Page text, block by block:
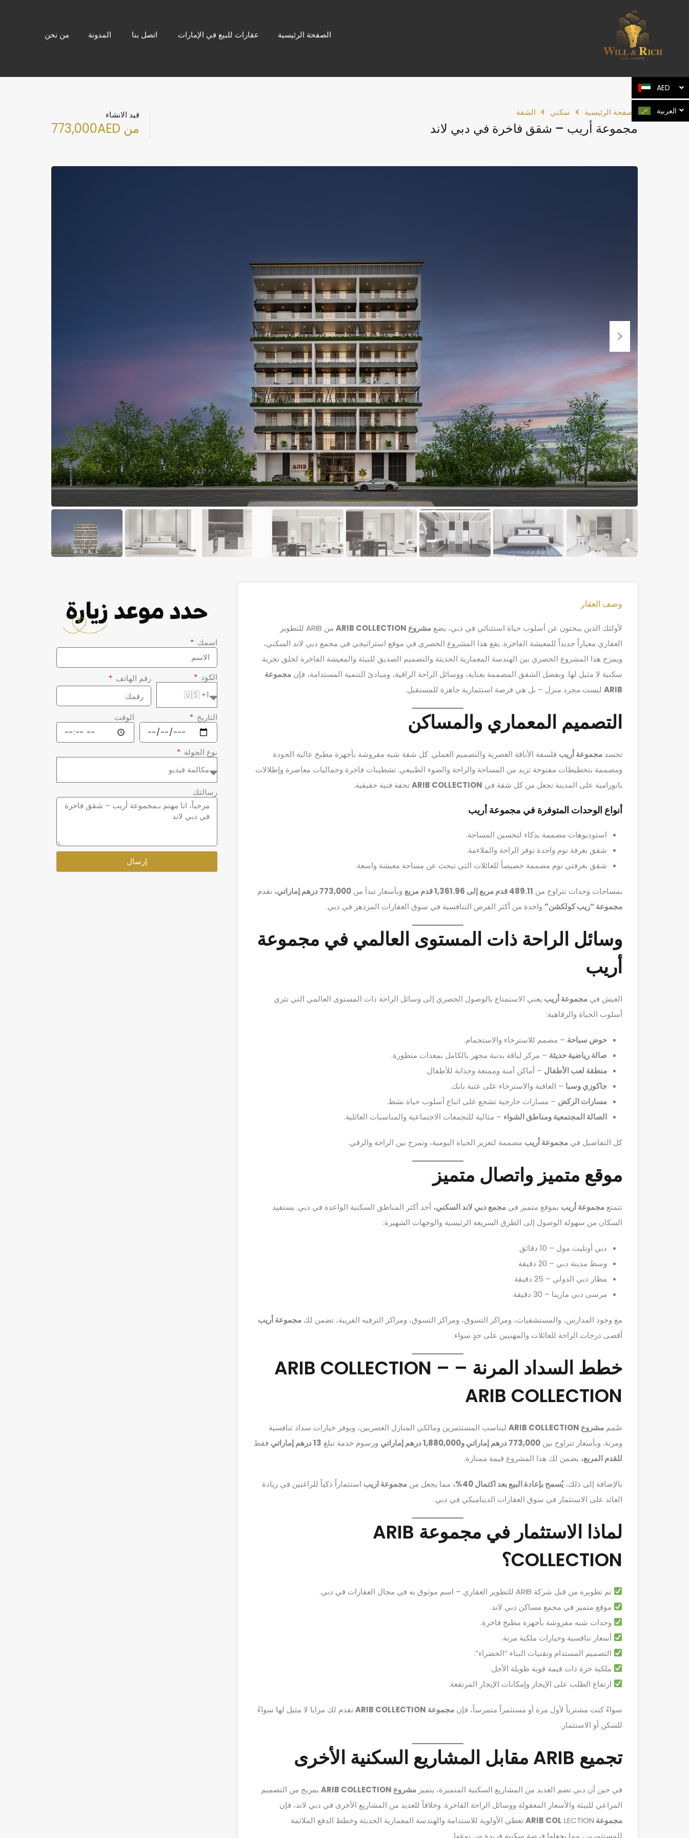
الصفحة الرئيسية عقارات للبيع في الإمارات اتصل بنا المدونة من نحن
الصفحة الرئيسية سكني الشقة
مجموعة أريب – شقق فاخرة في دبي لاند
قيد الانشاء
من 773,000AED
وصف العقار
لأولئك الذين يبحثون عن أسلوب حياة استثنائي في دبي، يضع مشروع ARIB COLLECTION
من ARIB للتطوير
العقاري معياراً جديداً للمعيشة الفاخرة. يقع هذا المشروع الحصري في موقع استراتيجي في مجمع دبي لاند السكني،
ويمزج هذا المشروع الحصري بين الهندسة المعمارية الحديثة والتصميم الصديق للبيئة والمعيشة الفاخرة لخلق تجربة
سكنية لا مثيل لها. وبفضل الشقق المصممة بعناية، ووسائل الراحة الراقية، ومبادئ التنمية المستدامة، فإن مجموعة
ARIB ليست مجرد منزل – بل هي فرصة استثمارية جاهزة للمستقبل.
التصميم المعماري والمساكن
تجسد مجموعة أريب فلسفة الأناقة العصرية والتصميم العملي. كل شقة شبه مفروشة بأجهزة مطبخ عالية الجودة
ومصممة بتخطيطات مفتوحة تزيد من المساحة والراحة والضوء الطبيعي. تشطيبات فاخرة وجماليات معاصرة وإطلالات
بانورامية على المدينة تجعل من كل شقة في ARIB COLLECTIONتحفة فنية حقيقية.
أنواع الوحدات المتوفرة في مجموعة أريب
استوديوهات مصممة بذكاء لتحسين المساحة.
شقق بغرفة نوم واحدة توفر الراحة والملاءمة.
شقق بغرفتي نوم مصممة خصيصاً للعائلات التي تبحث عن مساحة معيشة واسعة.
بمساحات وحدات تتراوح من 489.11 قدم مربع إلى 1,361.96 قدم مربع وبأسعار تبدأ من 773,000 درهم إماراتي،
تقدم
مجموعة “ريب كولكشن” واحدة من أكثر الفرص التنافسية في سوق العقارات المزدهر في دبي.
وسائل الراحة ذات المستوى العالمي في مجموعة
أريب
العيش في مجموعة أريب يعني الاستمتاع بالوصول الحصري إلى وسائل الراحة ذات المستوى العالمي التي تثري
أسلوب الحياة والرفاهية:
حوض سباحة – مصمم للاسترخاء والاستجمام.
صالة رياضية حديثة – مركز لياقة بدنية مجهز بالكامل بمعدات متطورة.
منطقة لعب الأطفال – أماكن آمنة وممتعة وجذابة للأطفال.
جاكوزي وسبا – العافية والاسترخاء على عتبة بابك.
مسارات الركض – مسارات خارجية تشجع على اتباع أسلوب حياة نشط.
الصالة المجتمعية ومناطق الشواء – مثالية للتجمعات الاجتماعية والمناسبات العائلية.
كل التفاصيل في مجموعة أريب مصممة لتعزيز الحياة اليومية، وتمزج بين الراحة والرقي.
موقع متميز واتصال متميز
تتمتع مجموعة أريب بموقع متميز في مجمع دبي لاند السكني، أحد أكثر المناطق السكنية الواعدة في دبي. يستفيد
السكان من سهولة الوصول إلى الطرق السريعة الرئيسية والوجهات الشهيرة:
دبي أوتليت مول – 10 دقائق
وسط مدينة دبي – 20 دقيقة
مطار دبي الدولي – 25 دقيقة
مرسى دبي مارينا – 30 دقيقة
مع وجود المدارس، والمستشفيات، ومراكز التسوق، ومراكز التسوق، ومراكز الترفيه القريبة، تضمن لك مجموعة أريب
أقصى درجات الراحة للعائلات والمهنيين على حدٍ سواء.
خطط السداد المرنة – ARIB COLLECTION –
ARIB COLLECTION
صُمم مشروع ARIB COLLECTION
ليناسب المستثمرين ومالكي المنازل العصريين، ويوفر خيارات سداد تنافسية
ومرنة. وبأسعار تتراوح بين 773,000 درهم إماراتي و1,880,000 درهم إماراتي ورسوم خدمة تبلغ 13 درهم إماراتي
فقط
للقدم المربع، يضمن لك هذا المشروع قيمة ممتازة.
بالإضافة إلى ذلك،يُسمح بإعادة البيع بعد اكتمال 40%، مما يجعل من مجموعة اريب استثماراً ذكياً للراغبين في زيادة
العائد على الاستثمار في سوق العقارات الديناميكي في دبي.
لماذا الاستثمار في مجموعة ARIB
COLLECTION؟
تم تطويره من قبل شركة ARIB للتطوير العقاري – اسم موثوق به في مجال العقارات في دبي.
موقع متميز في مجمع مساكن دبي لاند.
وحدات شبه مفروشة بأجهزة مطبخ فاخرة.
أسعار تنافسية وخيارات ملكية مرنة.
التصميم المستدام وتقنيات البناء “الخضراء”.
ملكية حرة ذات قيمة قوية طويلة الأجل.
ارتفاع الطلب على الإيجار وإمكانات الإيجار المرتفعة.
سواءً كنت مشترياً لأول مرة أو مستثمراً متمرساً، فإن مجموعة ARIB COLLECTION
تقدم لك مزايا لا مثيل لها سواءً
للسكن أو الاستثمار.
تجميع ARIB مقابل المشاريع السكنية الأخرى
في حين أن دبي تضم العديد من المشاريع السكنية المتميزة، يتميز مشروع ARIB COLLECTION
بمزيج من التصميم
المراعي للبيئة والأسعار المعقولة ووسائل الراحة الفاخرة. وخلافاً للعديد من المشاريع الأخرى في دبي لاند، فإن
مجموعة ARIB COL
LECTION تعطي الأولوية للاستدامة والهندسة المعمارية الحديثة وخطط الدفع الملائمة
للمستثمرين، مما يجعلها فرصة سكنية فريدة من نوعها.
اسمك
الكود رقم الهاتف
التاريخ الوقت
نوع الجولة
رسالتك
إرسال
AED
العربية